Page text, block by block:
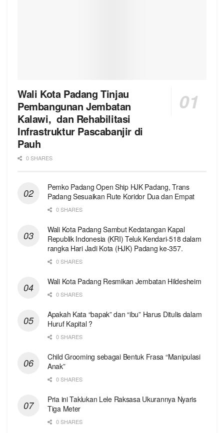
Wali Kota Padang Tinjau
Pembangunan Jembatan
Kalawi, dan Rehabilitasi
Infrastruktur Pascabanjir di
Pauh
0 SHARES
Pemko Padang Open Ship HJK Padang, Trans
Padang Sesuaikan Rute Koridor Dua dan Empat
0 SHARES
Wali Kota Padang Sambut Kedatangan Kapal
Republik Indonesia (KRI) Teluk Kendari-518 dalam
rangka Hari Jadi Kota (HJK) Padang ke-357.
0 SHARES
Wali Kota Padang Resmikan Jembatan Hildesheim
0 SHARES
Apakah Kata “bapak” dan “ibu” Harus Ditulis dalam
Huruf Kapital ?
0 SHARES
Child Grooming sebagai Bentuk Frasa “Manipulasi
Anak”
0 SHARES
Pria ini Taklukan Lele Raksasa Ukurannya Nyaris
Tiga Meter
0 SHARES